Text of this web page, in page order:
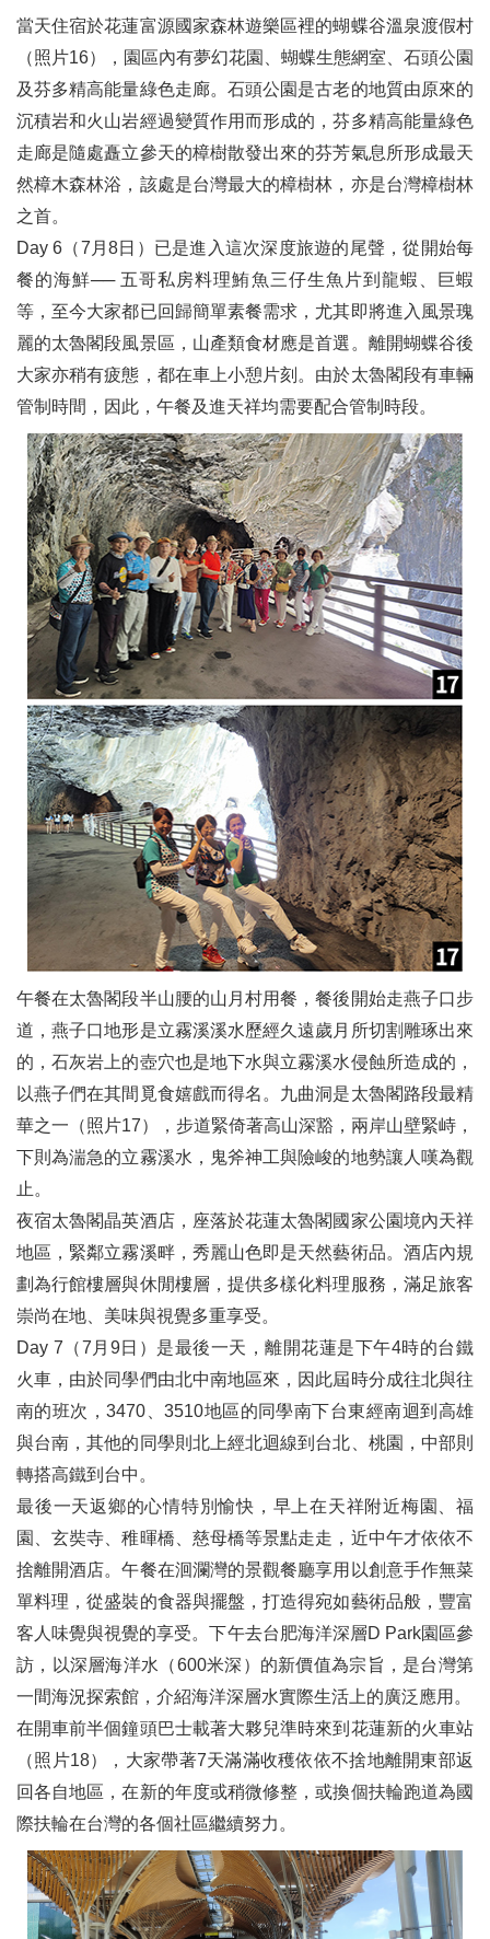
當天住宿於花蓮富源國家森林遊樂區裡的蝴蝶谷溫泉渡假村
（照片16），園區內有夢幻花園、蝴蝶生態網室、石頭公園
及芬多精高能量綠色走廊。石頭公園是古老的地質由原來的
沉積岩和火山岩經過變質作用而形成的，芬多精高能量綠色
走廊是隨處矗立參天的樟樹散發出來的芬芳氣息所形成最天
然樟木森林浴，該處是台灣最大的樟樹林，亦是台灣樟樹林
之首。
Day 6（7月8日）已是進入這次深度旅遊的尾聲，從開始每
餐的海鮮── 五哥私房料理鮪魚三仔生魚片到龍蝦、巨蝦
等，至今大家都已回歸簡單素餐需求，尤其即將進入風景瑰
麗的太魯閣段風景區，山產類食材應是首選。離開蝴蝶谷後
大家亦稍有疲態，都在車上小憩片刻。由於太魯閣段有車輛
管制時間，因此，午餐及進天祥均需要配合管制時段。
午餐在太魯閣段半山腰的山月村用餐，餐後開始走燕子口步
道，燕子口地形是立霧溪溪水歷經久遠歲月所切割雕琢出來
的，石灰岩上的壺穴也是地下水與立霧溪水侵蝕所造成的，
以燕子們在其間覓食嬉戲而得名。九曲洞是太魯閣路段最精
華之一（照片17），步道緊倚著高山深豁，兩岸山壁緊峙，
下則為湍急的立霧溪水，鬼斧神工與險峻的地勢讓人嘆為觀
止。
夜宿太魯閣晶英酒店，座落於花蓮太魯閣國家公園境內天祥
地區，緊鄰立霧溪畔，秀麗山色即是天然藝術品。酒店內規
劃為行館樓層與休閒樓層，提供多樣化料理服務，滿足旅客
崇尚在地、美味與視覺多重享受。
Day 7（7月9日）是最後一天，離開花蓮是下午4時的台鐵
火車，由於同學們由北中南地區來，因此屆時分成往北與往
南的班次，3470、3510地區的同學南下台東經南迴到高雄
與台南，其他的同學則北上經北迴線到台北、桃園，中部則
轉搭高鐵到台中。
最後一天返鄉的心情特別愉快，早上在天祥附近梅園、福
園、玄奘寺、稚暉橋、慈母橋等景點走走，近中午才依依不
捨離開酒店。午餐在洄瀾灣的景觀餐廳享用以創意手作無菜
單料理，從盛裝的食器與擺盤，打造得宛如藝術品般，豐富
客人味覺與視覺的享受。下午去台肥海洋深層D Park園區參
訪，以深層海洋水（600米深）的新價值為宗旨，是台灣第
一間海況探索館，介紹海洋深層水實際生活上的廣泛應用。
在開車前半個鐘頭巴士載著大夥兒準時來到花蓮新的火車站
（照片18），大家帶著7天滿滿收穫依依不捨地離開東部返
回各自地區，在新的年度或稍微修整，或換個扶輪跑道為國
際扶輪在台灣的各個社區繼續努力。